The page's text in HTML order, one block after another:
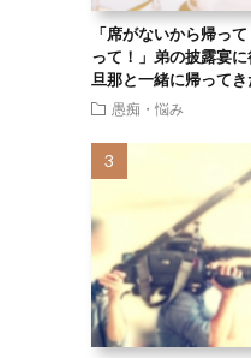
「席がないから帰っ
って！」弟の披露宴に
旦那と一緒に帰って
愚痴・悩み